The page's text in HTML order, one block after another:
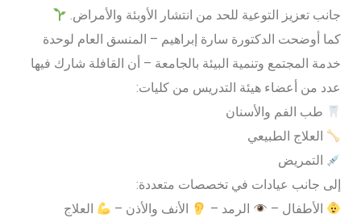
جانب تعزيز التوعية للحد من انتشار الأوبئة والأمراض.
كما أوضحت الدكتورة سارة إبراهيم – المنسق العام لوحدة
خدمة المجتمع وتنمية البيئة بالجامعة – أن القافلة شارك فيها
عدد من أعضاء هيئة التدريس من كليات:
طب الفم والأسنان
العلاج الطبيعي
التمريض
إلى جانب عيادات في تخصصات متعددة:
الأطفال –
الرمد – الأنف والأذن –
العلاج